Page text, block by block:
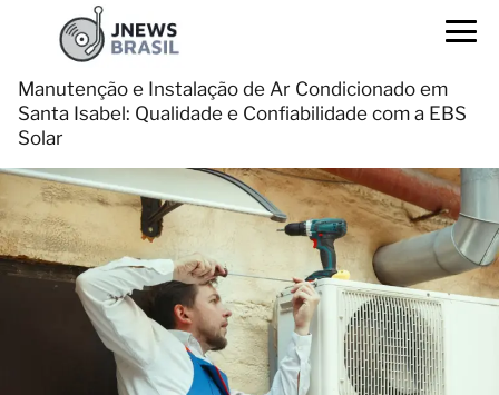
Manutenção e Instalação de Ar Condicionado em
Santa Isabel: Qualidade e Confiabilidade com a EBS
Solar